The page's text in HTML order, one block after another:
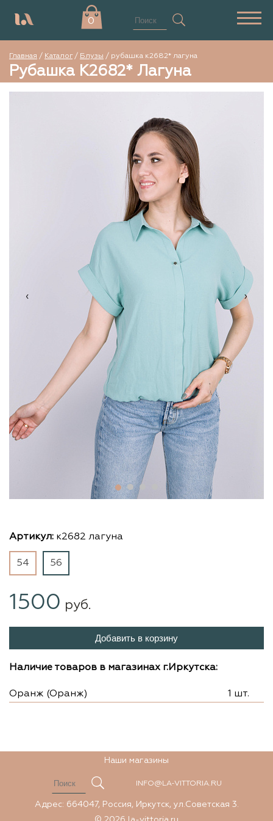
0
Главная / Каталог/ Блузы / рубашка к2682* лагуна
Рубашка К2682* Лагуна
‹ ›
Артикул: к2682 лагуна
54 56
1500 руб.
Добавить в корзину
Наличие товаров в магазинах г.Иркутска:
Оранж (Оранж) 1 шт.
Наши магазины
INFO@LA-VITTORIA.RU
Адрес: 664047, Россия, Иркутск, ул.Советская 3.